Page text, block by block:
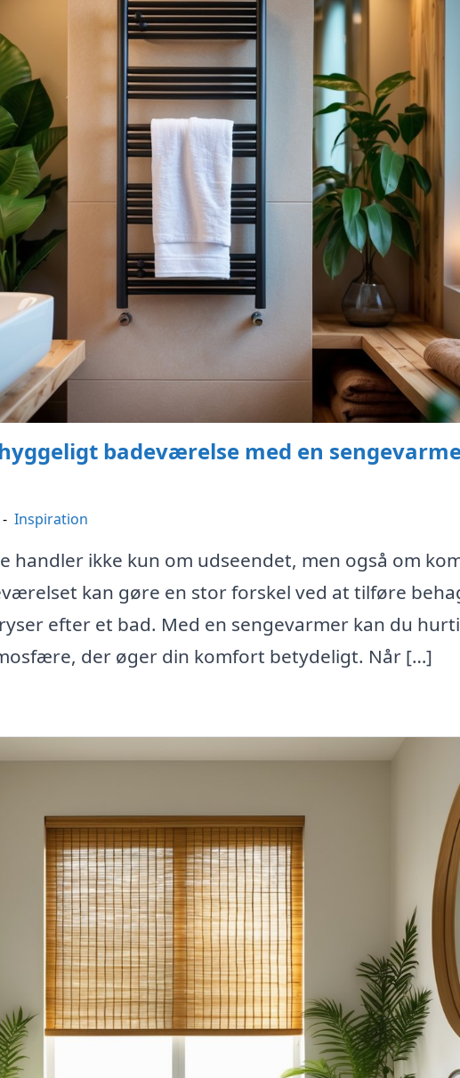
badeværelse med en
- Inspiration
handler ikke kun om udseendet, men også om
kan gøre en stor forskel ved at tilføre
efter et bad. Med en sengevarmer kan du
der øger din komfort betydeligt. Når […]